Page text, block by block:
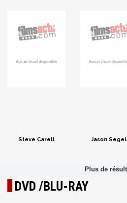
Steve Carell Jason Segel
DVD /BLU-RAY